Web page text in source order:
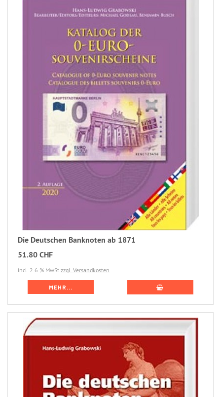
Die Deutschen Banknoten ab 1871
51.80 CHF
incl. 2.6 % MwSt zzgl. Versandkosten
MEHR...